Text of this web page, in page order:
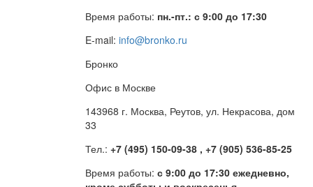
Время работы: пн.-пт.: с 9:00 до 17:30
E-mail: info@bronko.ru
Бронко
Офис в Москве
143968 г. Москва, Реутов, ул. Некрасова, дом
33
Тел.: +7 (495) 150-09-38 , +7 (905) 536-85-25
Время работы: с 9:00 до 17:30 ежедневно,